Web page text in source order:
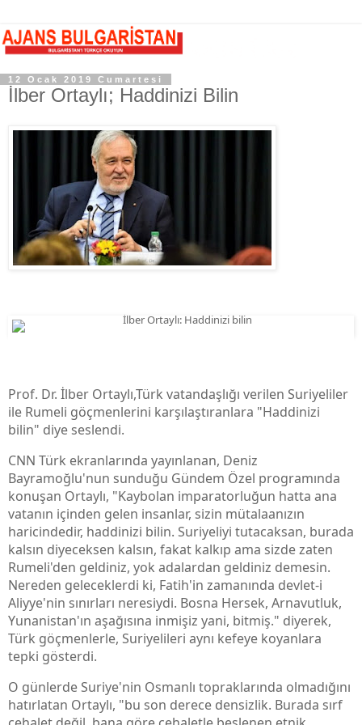
12 Ocak 2019 Cumartesi
İlber Ortaylı; Haddinizi Bilin
Prof. Dr. İlber Ortaylı,Türk vatandaşlığı verilen Suriyeliler
ile Rumeli göçmenlerini karşılaştıranlara "Haddinizi
bilin" diye seslendi.
CNN Türk ekranlarında yayınlanan, Deniz
Bayramoğlu'nun sunduğu Gündem Özel programında
konuşan Ortaylı, "Kaybolan imparatorluğun hatta ana
vatanın içinden gelen insanlar, sizin mütalaanızın
haricindedir, haddinizi bilin. Suriyeliyi tutacaksan, burada
kalsın diyeceksen kalsın, fakat kalkıp ama sizde zaten
Rumeli'den geldiniz, yok adalardan geldiniz demesin.
Nereden geleceklerdi ki, Fatih'in zamanında devlet-i
Aliyye'nin sınırları neresiydi. Bosna Hersek, Arnavutluk,
Yunanistan'ın aşağısına inmişiz yani, bitmiş." diyerek,
Türk göçmenlerle, Suriyelileri aynı kefeye koyanlara
tepki gösterdi.
O günlerde Suriye'nin Osmanlı topraklarında olmadığını
hatırlatan Ortaylı, "bu son derece densizlik. Burada sırf